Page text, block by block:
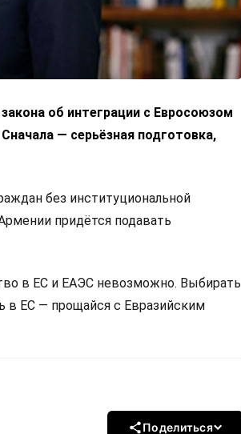
об интеграции с Евросоюзом
— серьёзная подготовка,
без институциональной
придётся подавать
в ЕС и ЕАЭС невозможно. Выбирать
в ЕС — прощайся с Евразийским
Поделиться